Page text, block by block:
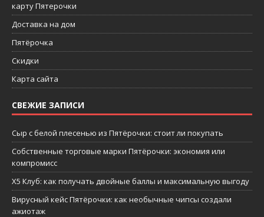
карту Пятерочки
Доставка на дом
Пятёрочка
Скидки
Карта сайта
СВЕЖИЕ ЗАПИСИ
Сыр с белой плесенью из Пятёрочки: стоит ли покупать
Собственные торговые марки Пятёрочки: экономия или
компромисс
X5 Клуб: как получать двойные баллы и максимальную выгоду
Вирусный кейс Пятёрочки: как необычные чипсы создали
ажиотаж